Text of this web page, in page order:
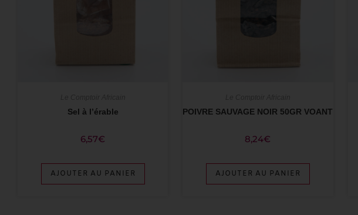
Sel à l’érable
6,57€
AJOUTER AU PANIER
POIVRE SAUVAGE NOIR 50GR VOANT
8,24€
AJOUTER AU PANIER